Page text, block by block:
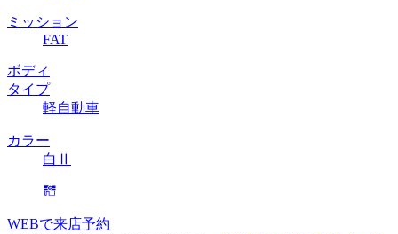
ミッション
FAT
ボディ
タイプ
軽自動車
カラー
白Ⅱ
WEBで来店予約